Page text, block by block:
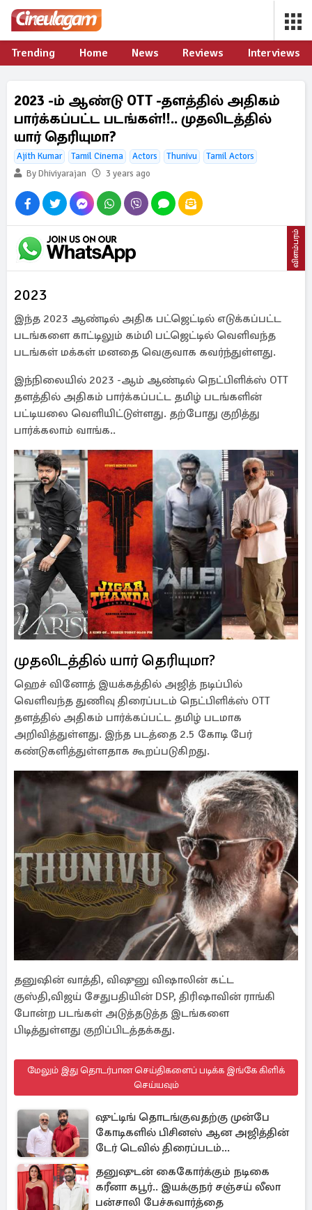
Trending Home News Reviews Interviews
2023 -ம் ஆண்டு OTT -தளத்தில் அதிகம்
பார்க்கப்பட்ட படங்கள்!!.. முதலிடத்தில்
யார் தெரியுமா?
Ajith Kumar Tamil Cinema Actors Thunivu
Tamil Actors
By Dhiviyarajan
3 years ago
விளம்பரம்
2023
இந்த 2023 ஆண்டில் அதிக பட்ஜெட்டில் எடுக்கப்பட்ட
படங்களை காட்டிலும் கம்மி பட்ஜெட்டில் வெளிவந்த
படங்கள் மக்கள் மனதை வெகுவாக கவர்ந்துள்ளது.
இந்நிலையில் 2023 -ஆம் ஆண்டில் நெட்பிளிக்ஸ் OTT
தளத்தில் அதிகம் பார்க்கப்பட்ட தமிழ் படங்களின்
பட்டியலை வெளியிட்டுள்ளது. தற்போது குறித்து
பார்க்கலாம் வாங்க..
முதலிடத்தில் யார் தெரியுமா?
ஹெச் வினோத் இயக்கத்தில் அஜித் நடிப்பில்
வெளிவந்த துணிவு திரைப்படம் நெட்பிளிக்ஸ் OTT
தளத்தில் அதிகம் பார்க்கப்பட்ட தமிழ் படமாக
அறிவித்துள்ளது. இந்த படத்தை 2.5 கோடி பேர்
கண்டுகளித்துள்ளதாக கூறப்படுகிறது.
தனுஷின் வாத்தி, விஷுனு விஷாலின் கட்ட
குஸ்தி,விஜய் சேதுபதியின் DSP, திரிஷாவின் ராங்கி
போன்ற படங்கள் அடுத்தடுத்த இடங்களை
பிடித்துள்ளது குறிப்பிடத்தக்கது.
மேலும் இது தொடர்பான செய்திகளைப் படிக்க இங்கே கிளிக்
செய்யவும்
ஷுட்டிங் தொடங்குவதற்கு முன்பே
கோடிகளில் பிசினஸ் ஆன அஜித்தின்
டேர் டெவில் திரைப்படம்...
தனுஷுடன் கைகோர்க்கும் நடிகை
கரீனா கபூர்.. இயக்குநர் சஞ்சய் லீலா
பன்சாலி பேச்சுவார்த்தை